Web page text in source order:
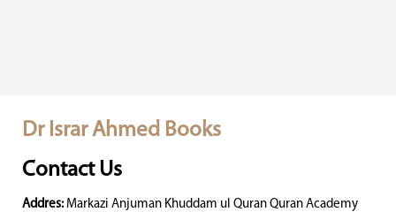
Dr Israr Ahmed Books
Contact Us
Addres: Markazi Anjuman Khuddam ul Quran Quran Academy